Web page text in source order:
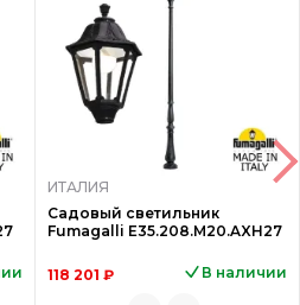
ИТАЛИЯ
Садовый светильник
Fumagalli E35.208.M20.AXH27
118 201 ₽ В наличии